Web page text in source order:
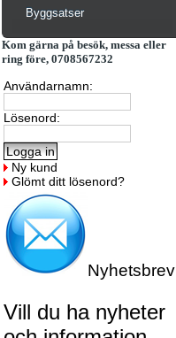
Byggsatser
Kom gärna på besök, messa eller
ring före, 0708567232
Användarnamn:
Lösenord:
Ny kund
Glömt ditt lösenord?
Nyhetsbrev
Vill du ha nyheter